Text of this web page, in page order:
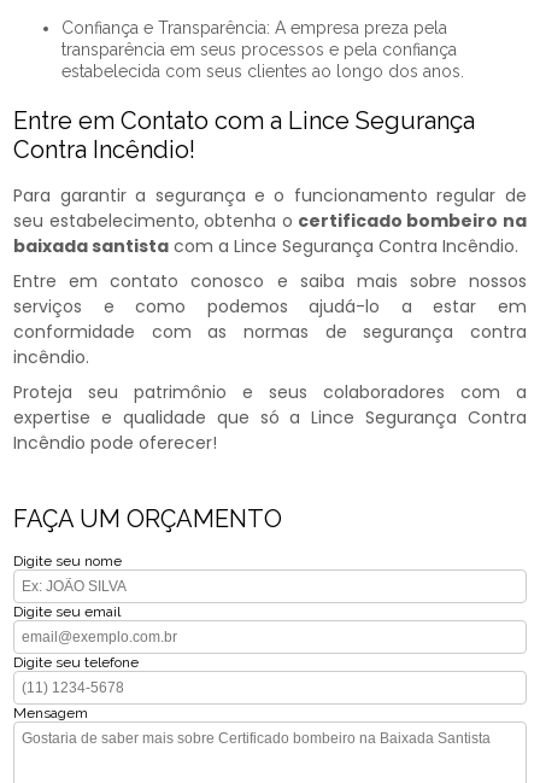
Confiança e Transparência: A empresa preza pela
transparência em seus processos e pela confiança
estabelecida com seus clientes ao longo dos anos.
Entre em Contato com a Lince Segurança
Contra Incêndio!
Para garantir a segurança e o funcionamento regular de
seu estabelecimento, obtenha o certificado bombeiro na
baixada santista com a Lince Segurança Contra Incêndio.
Entre em contato conosco e saiba mais sobre nossos
serviços e como podemos ajudá-lo a estar em
conformidade com as normas de segurança contra
incêndio.
Proteja seu patrimônio e seus colaboradores com a
expertise e qualidade que só a Lince Segurança Contra
Incêndio pode oferecer!
FAÇA UM ORÇAMENTO
Digite seu nome
Digite seu email
Digite seu telefone
Mensagem